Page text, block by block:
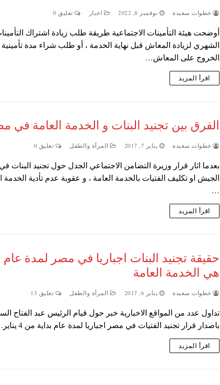
خطوات سعيدة نوفمبر 8, 2022 اخبار تعليق 0
أوضحت هيئة التأمينات الاجتماعية طريقة طلب زيادة اشتراك
الشهري لزيادة المعاش قبل نهاية الخدمة ، أو طلب شراء مدة
الخروج على المعاش…
اقرأ المزيد
الفرق بين تجنيد البنات و الخدمة العامة في
خطوات سعيدة يناير 7, 2017 المرأة والطفل تعليق 0
بعدما اثار قرار وزيرة التضامن الاجتماعي الجدل حول تجنيد البنات في
الجيش او تكليف الفتيات بالخدمة العامة ، و عقوبة عدم تأدية الخدمة
…
اقرأ المزيد
حقيقة تجنيد البنات اجباريا في مصر لمدة عام
هي الخدمة العامة
خطوات سعيدة يناير 6, 2017 المرأة والطفل تعليق 13
تداول عدد من المواقع الاخبارية خبر حول قيام الرئيس عبد الفتاح
باصدار قرار تجنيد الفتيات في مصر اجباريا لمدة عام بداية من 4 يناير…
اقرأ المزيد